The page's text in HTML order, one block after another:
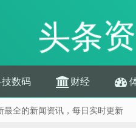
头条
数码 财经
全的新闻资讯，每日实时更新